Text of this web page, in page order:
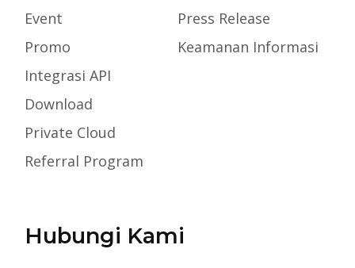
Event
Promo
Integrasi API
Download
Private Cloud
Referral Program
Press Release
Keamanan Informasi
Hubungi Kami